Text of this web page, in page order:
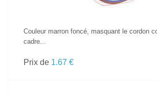
Couleur marron foncé, masquant le cordon
cadre...
Prix de 1.67 €